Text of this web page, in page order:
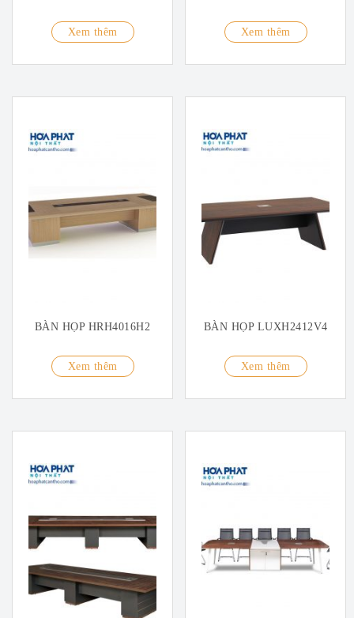
Xem thêm Xem thêm
BÀN HỌP HRH4016H2
Xem thêm
BÀN HỌP LUXH2412V4
Xem thêm